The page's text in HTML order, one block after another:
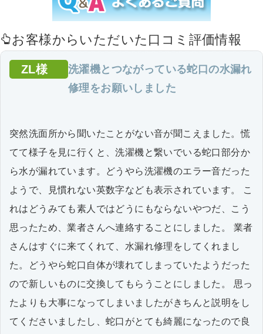
お客様からいただいた口コミ評価情報
洗濯機とつながっている蛇口の水漏れ
修理をお願いしました
ZL様
突然洗面所から聞いたことがない音が聞こえました。慌
てて様子を見に行くと、洗濯機と繋いでいる蛇口部分か
ら水が漏れています。どうやら洗濯機のエラー音だった
ようで、見慣れない英数字なども表示されています。 こ
れはどうみても素人ではどうにもならないやつだ、こう
思ったため、業者さんへ連絡することにしました。 業者
さんはすぐに来てくれて、水漏れ修理をしてくれまし
た。どうやら蛇口自体が壊れてしまっていたようだった
ので新しいものに交換してもらうことにしました。 思っ
たよりも大事になってしまいましたがきちんと説明をし
てくださいましたし、蛇口がとても綺麗になったので良